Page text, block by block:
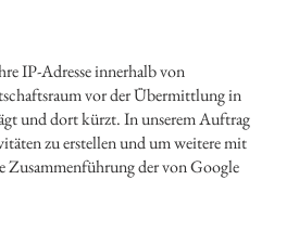
IP-Adresse innerhalb von
vor der Übermittlung in
und dort kürzt. In unserem Auftrag
zu erstellen und um weitere mit
Zusammenführung der von Google